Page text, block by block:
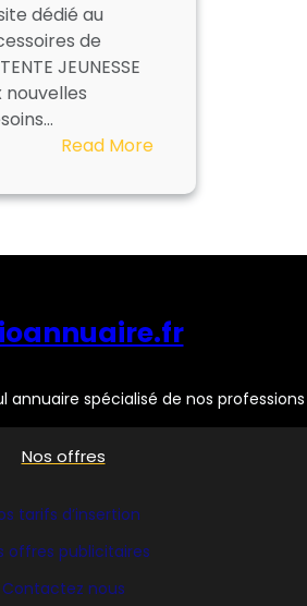
dédié au
de
JEUNESSE
Read More:
–
annuaire spécialisé de nos professions
Nos offres
tarifs d’insertion
offres publicitaires
Contactez nous